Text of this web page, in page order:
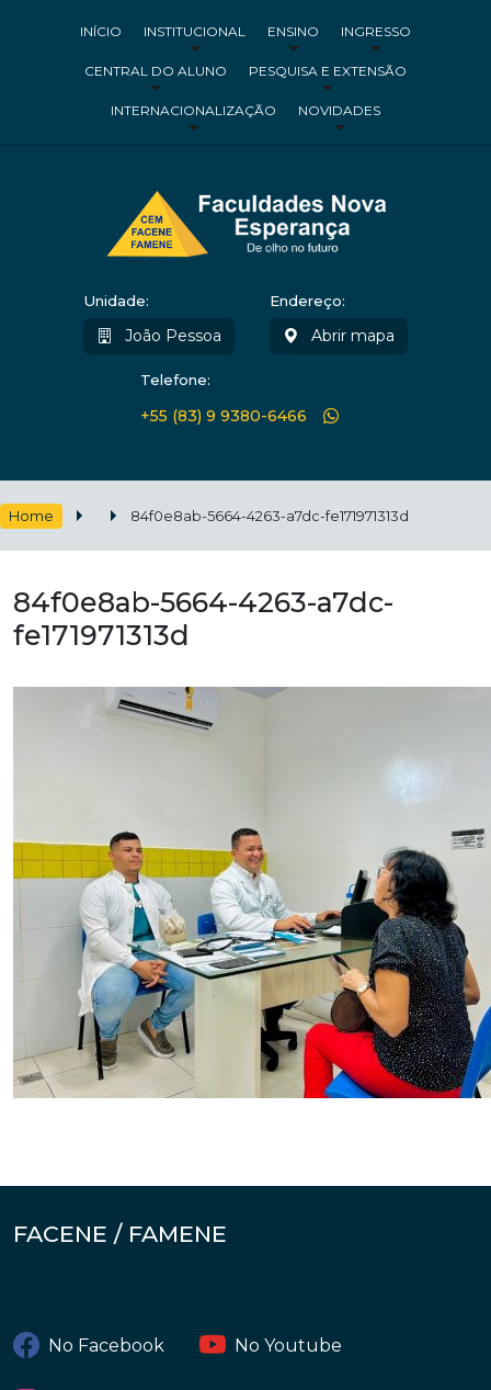
INÍCIO INSTITUCIONAL ENSINO INGRESSO
CENTRAL DO ALUNO PESQUISA E EXTENSÃO
INTERNACIONALIZAÇÃO NOVIDADES
Unidade:
João Pessoa
Endereço:
Abrir mapa
Telefone:
+55 (83) 9 9380-6466
Home 84f0e8ab-5664-4263-a7dc-fe171971313d
84f0e8ab-5664-4263-a7dc-
fe171971313d
FACENE / FAMENE
No Facebook No Youtube